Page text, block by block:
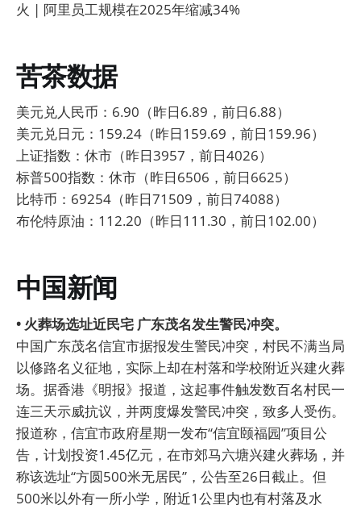
火 | 阿里员工规模在2025年缩减34%
苦茶数据
美元兑人民币：6.90（昨日6.89，前日6.88）
美元兑日元：159.24（昨日159.69，前日159.96）
上证指数：休市（昨日3957，前日4026）
标普500指数：休市（昨日6506，前日6625）
比特币：69254（昨日71509，前日74088）
布伦特原油：112.20（昨日111.30，前日102.00）
中国新闻
• 火葬场选址近民宅 广东茂名发生警民冲突。
中国广东茂名信宜市据报发生警民冲突，村民不满当局
以修路名义征地，实际上却在村落和学校附近兴建火葬
场。据香港《明报》报道，这起事件触发数百名村民一
连三天示威抗议，并两度爆发警民冲突，致多人受伤。
报道称，信宜市政府星期一发布“信宜颐福园”项目公
告，计划投资1.45亿元，在市郊马六塘兴建火葬场，并
称该选址“方圆500米无居民”，公告至26日截止。但
500米以外有一所小学，附近1公里内也有村落及水